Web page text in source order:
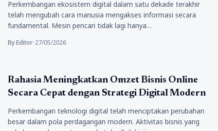
Perkembangan ekosistem digital dalam satu dekade terakhir
telah mengubah cara manusia mengakses informasi secara
fundamental. Mesin pencari tidak lagi hanya…
By Editor•27/05/2026
Bisnis
Rahasia Meningkatkan Omzet Bisnis Online
Secara Cepat dengan Strategi Digital Modern
Perkembangan teknologi digital telah menciptakan perubahan
besar dalam pola perdagangan modern. Aktivitas bisnis yang